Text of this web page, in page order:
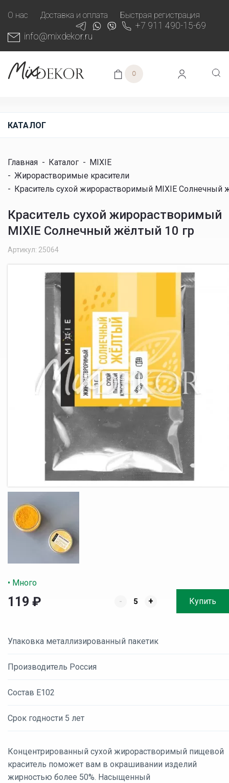
О нас Доставка и оплата Быстрая регистрация
+7 911 490-15-69
info@mixdekor.ru
0
КАТАЛОГ
Главная - Каталог - MIXIE
- Жирорастворимые красители
- Краситель сухой жирорастворимый MIXIE Солнечный
Краситель сухой жирорастворимый
MIXIE Солнечный жёлтый 10 гр
Артикул: 25064
• Много
119 ₽ - + Купить
Упаковка металлизированный пакетик
Производитель Россия
Состав E102
Срок годности 5 лет
Концентрированный сухой жирорастворимый пищевой
краситель поможет вам в окрашивании изделий
жирностью более 50%. Насыщенный